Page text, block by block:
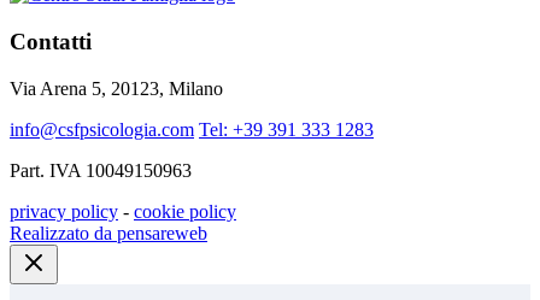
Contatti
Via Arena 5, 20123, Milano
info@csfpsicologia.com Tel: +39 391 333 1283
Part. IVA 10049150963
privacy policy - cookie policy
Realizzato da pensareweb